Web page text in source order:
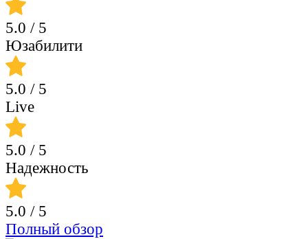
5.0 / 5
Юзабилити
5.0 / 5
Live
5.0 / 5
Надежность
5.0 / 5
Полный обзор